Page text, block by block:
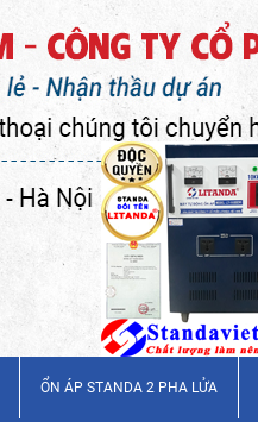
ỔN ÁP STANDA 2 PHA LỬA